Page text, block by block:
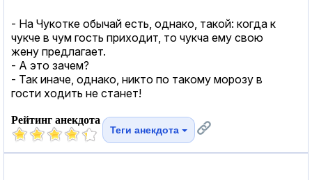
- На Чукотке обычай есть, однако, такой: когда к
чукче в чум гость приходит, то чукча ему свою
жену предлагает.
- А это зачем?
- Так иначе, однако, никто по такому морозу в
гости ходить не станет!
Рейтинг анекдота
Теги анекдота